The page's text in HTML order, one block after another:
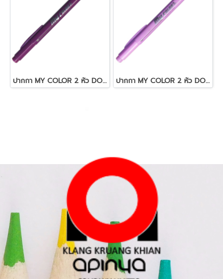
ปากกา MY COLOR 2 หัว DONG-A NO MC2.23 สีม่วง ปากกา MY COLOR 2 หัว DONG-A NO MC2.56 สีม่วงอมชมพูอ่อน